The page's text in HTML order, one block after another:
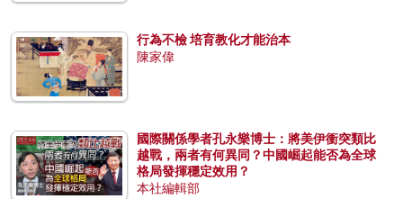
行為不檢 培育教化才能治本
陳家偉
國際關係學者孔永樂博士：將美伊衝突類比
越戰，兩者有何異同？中國崛起能否為全球
格局發揮穩定效用？
本社編輯部